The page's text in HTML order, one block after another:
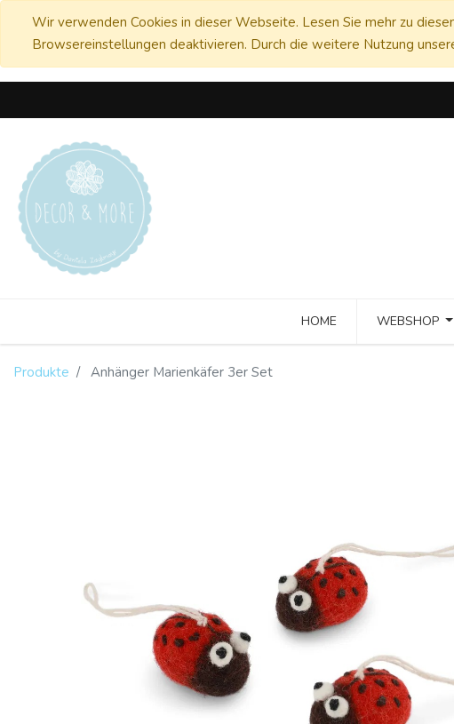
Wir verwenden Cookies in dieser Webseite. Lesen Sie mehr zu
Browsereinstellungen deaktivieren. Durch die weitere Nutzung
HOME WEBSHOP
Produkte Anhänger Marienkäfer 3er Set